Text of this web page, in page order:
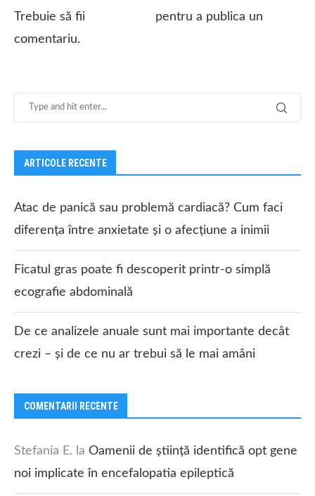
Trebuie să fii
pentru a publica un
comentariu.
ARTICOLE RECENTE
Atac de panică sau problemă cardiacă? Cum faci
diferența între anxietate și o afecțiune a inimii
Ficatul gras poate fi descoperit printr-o simplă
ecografie abdominală
De ce analizele anuale sunt mai importante decât
crezi – și de ce nu ar trebui să le mai amâni
COMENTARII RECENTE
Stefania E. la Oamenii de știință identifică opt gene
noi implicate în encefalopatia epileptică